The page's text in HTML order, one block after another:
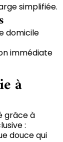
simplifiée.
domicile
immédiate
à
grâce à
:
douce qui